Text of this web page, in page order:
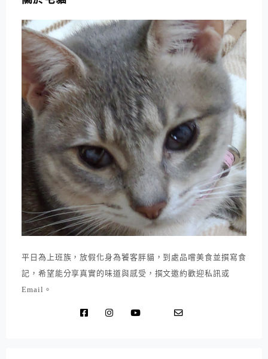
平日為上班族，放假化身為饕客胖貓，到處品嚐美食並撰寫食
記，希望能分享真實的味道與感受，撰文邀約歡迎私訊或
Email。